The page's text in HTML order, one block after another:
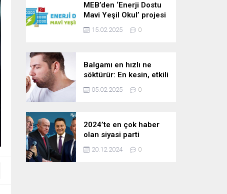
MEB’den ‘Enerji Dostu
Mavi Yeşil Okul’ projesi
15.02.2025 0
Balgamı en hızlı ne
söktürür: En kesin, etkili
ve çabuk balgam
söktürücü kür!
05.02.2025 0
2024’te en çok haber
olan siyasi parti
liderleri! Zirvedeki isim
fark attı
20.12.2024 0